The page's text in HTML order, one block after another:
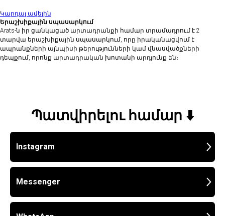
Կարդալ ավելին
Երաշխիքային սպասարկում
Arats-ն իր ցանկացած արտադրանքի համար տրամադրում է 2
տարվա երաշխիքային սպասարկում, որը իրականացվում է
ապրանքների այնպիսի թերությունների կամ վնասվածքների
դեպքում, որոնք արտադրական խոտանի արդյունք են։
Պատվիրելու համար ⬇️
Instagram
Messenger